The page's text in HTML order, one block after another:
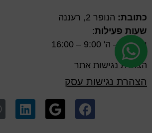
כתובת: הנופר 2, רעננה
שעות פעילות:
ימים א' – ה' 9:00 – 16:00
הצהרת נגישות אתר
הצהרת נגישות עסק